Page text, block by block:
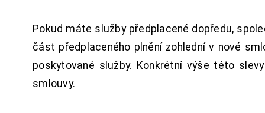
Pokud máte služby předplacené dopředu,
část předplaceného plnění zohlední v nové
poskytované služby. Konkrétní výše této
smlouvy.